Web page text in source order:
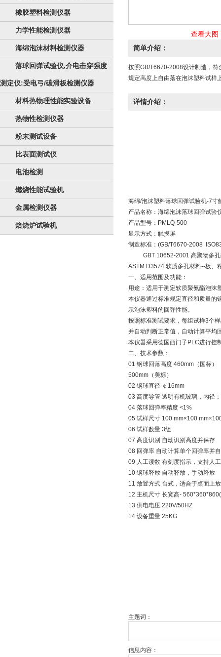
橡胶塑料检测仪器
力学性能检测仪器
海绵泡沫材料检测仪器
落球回弹试验仪,介电击穿强度
测定仪:受电弓/碳滑板检测仪器
材料热物理性能实验设备
热物性检测仪器
粉末测试设备
比表面测试仪
电池检测
燃烧性能试验机
金属检测仪器
焙烧炉试验机
查看大图
简单介绍：
按照GB/T6670-2008设计制造，
规定高度上自由落在泡沫塑料试样
详情介绍：
海绵/泡沫塑料落球回弹试验机-7寸
产品名称：海绵泡沫落球回弹试验
产品型号：PMLQ-500
显示方式：触摸屏
制造标准：(GB/T6670-2008
GBT 10652-2001 高聚物多孔
ASTM D3574 软质多孔材料--板、
一、适用范围及功能：
用途：适用于测定软质聚氨酯泡沫
本仪器通过标准规定直径和质量的
示泡沫塑料的回弹性能。
按照标准测试要求，每组试样3个
并自动判断正常值，自动计算平均
本仪器采用德国西门子PLC进行控
二、技术参数：
01 钢球回落高度 460mm（国标）
500mm（美标）
02 钢球直径 ￠16mm
03 高度导管 透明有机玻璃，内径
04 落球回弹率精度 <1%
05 试样尺寸 100 mm×100
06 试样数量 3组
07 高度识别 自动识别高度并保存
08 回弹率 自动计算单个回弹率并
09 人工读数 有刻度指示，支持人
10 钢球释放 自动释放，手动释放
11 放置方式 台式，适合于桌面上
12 主机尺寸 长宽高-
13 供电电压 220V/50HZ
14 设备重量 25KG
主题词：
信息内容：